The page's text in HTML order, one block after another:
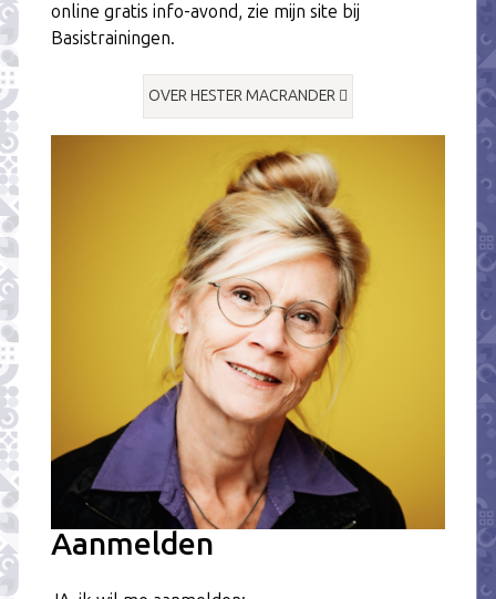
online gratis info-avond, zie mijn site bij
Basistrainingen.
OVER HESTER MACRANDER
Aanmelden